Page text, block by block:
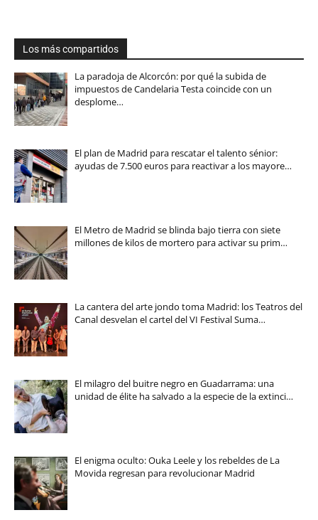
Los más compartidos
La paradoja de Alcorcón: por qué la subida de
impuestos de Candelaria Testa coincide con un
desplome…
El plan de Madrid para rescatar el talento sénior:
ayudas de 7.500 euros para reactivar a los mayore…
El Metro de Madrid se blinda bajo tierra con siete
millones de kilos de mortero para activar su prim…
La cantera del arte jondo toma Madrid: los Teatros del
Canal desvelan el cartel del VI Festival Suma…
El milagro del buitre negro en Guadarrama: una
unidad de élite ha salvado a la especie de la extinci…
El enigma oculto: Ouka Leele y los rebeldes de La
Movida regresan para revolucionar Madrid